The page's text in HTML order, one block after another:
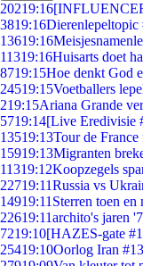
20219:16
3819:16Dierenlepeltopic
13619:16
11319:16Huisarts doet
8719:15Hoe denkt God
24519:15Voetballers
219:15Ariana Grande
5719:14[Live Eredivisie
13519:13Tour de
15919:13Migranten
11319:12Koopzegels
22719:11Russia vs
14919:11 Sterren toen en
22619:11archito's jaren
7219:10[HAZES-gate
25419:10Oorlog Iran